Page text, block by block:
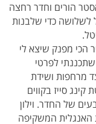
הורים וחדר רחצה
לפצל לשלושה כדי שלבנות
מפנק שיצא לי
לפרטי
מרחפות ושידת
סייז בקווים
של החדר. וילון
המשקיפה